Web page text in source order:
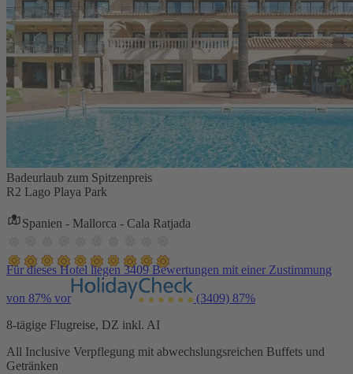
Badeurlaub zum Spitzenpreis
R2 Lago Playa Park
Spanien - Mallorca - Cala Ratjada
Für dieses Hotel liegen 3409 Bewertungen mit einer Zustimmung
von 87% vor (3409) 87%
8-tägige Flugreise, DZ inkl. AI
All Inclusive Verpflegung mit abwechslungsreichen Buffets und
Getränken